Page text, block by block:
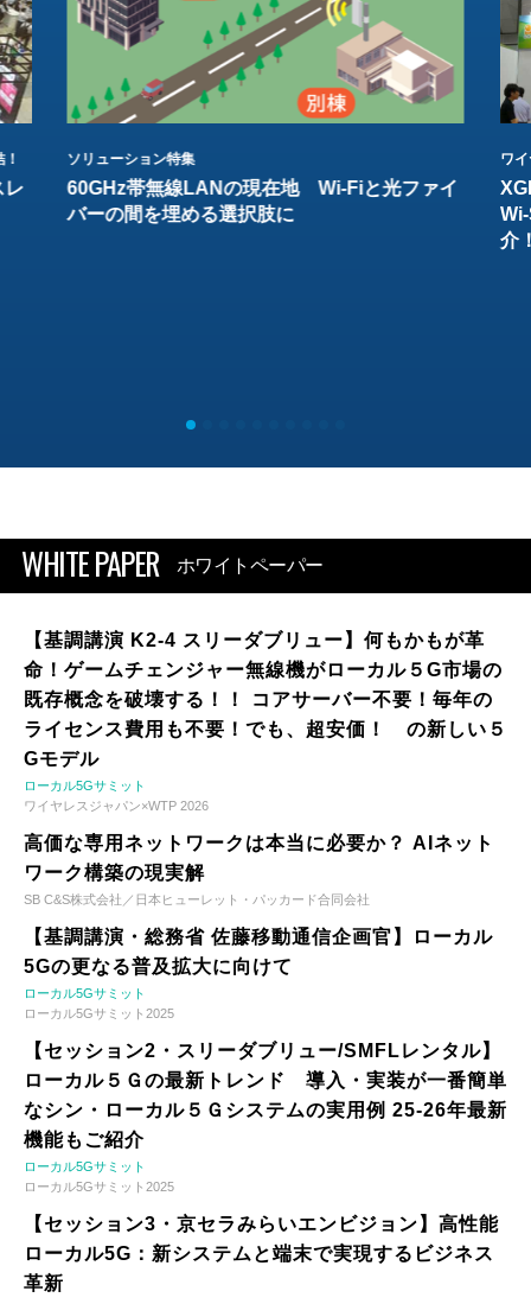
レ
ソリューション特集
60GHz帯無線LANの現在地 Wi-Fiと光ファイ
バーの間を埋める選択肢に
ワ
介
WHITE PAPER ホワイトペーパー
【基調講演 K2-4 スリーダブリュー】何もかもが革
命！ゲームチェンジャー無線機がローカル５G市場の
既存概念を破壊する！！ コアサーバー不要！毎年の
ライセンス費用も不要！でも、超安価！ の新しい５
Gモデル
ローカル5Gサミット
ワイヤレスジャパン×WTP 2026
高価な専用ネットワークは本当に必要か？ AIネット
ワーク構築の現実解
SB C&S株式会社／日本ヒューレット・パッカード合同会社
【基調講演・総務省 佐藤移動通信企画官】ローカル
5Gの更なる普及拡大に向けて
ローカル5Gサミット
ローカル5Gサミット2025
【セッション2・スリーダブリュー/SMFLレンタル】
ローカル５Ｇの最新トレンド 導入・実装が一番簡単
なシン・ローカル５Ｇシステムの実用例 25-26年最新
機能もご紹介
ローカル5Gサミット
ローカル5Gサミット2025
【セッション3・京セラみらいエンビジョン】高性能
ローカル5G：新システムと端末で実現するビジネス
革新